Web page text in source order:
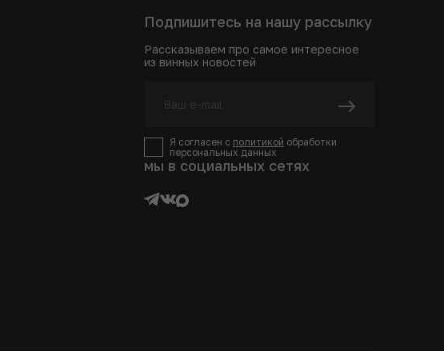
Подпишитесь на нашу рассылку
Рассказываем про самое интересное
из винных новостей
Я согласен с политикой обработки
персональных данных
мы в социальных сетях